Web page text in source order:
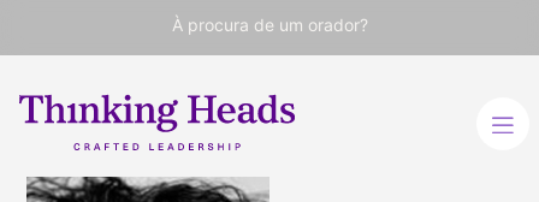
À procura de um orador?